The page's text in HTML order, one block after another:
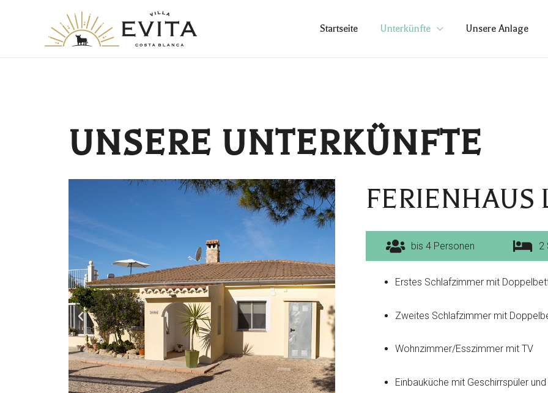
Startseite Unterkünfte Unsere Anlage
UNSERE UNTERKÜNFTE
FERIENHAUS
bis 4 Personen 2
Erstes Schlafzimmer mit
Zweites Schlafzimmer mit
Wohnzimmer/Esszimmer mit TV
Einbauküche mit Geschirrspüler